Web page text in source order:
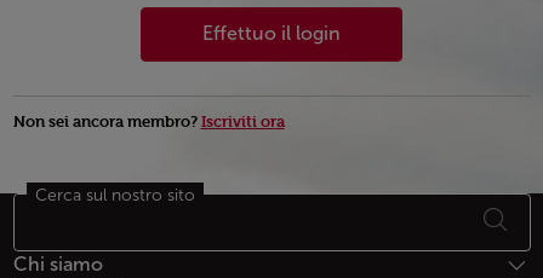
Effettuo il login
Non sei ancora membro? Iscriviti ora
Piè di pagina Mappa del sito
Cerca sul nostro sito
Chi siamo